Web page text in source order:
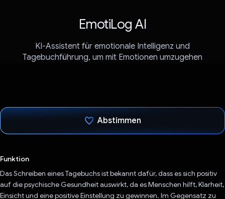
EmotiLog AI
KI-Assistent für emotionale Intelligenz und
Tagebuchführung, um mit Emotionen umzugehen
Abstimmen
Funktion
Das Schreiben eines Tagebuchs ist bekannt dafür, dass es sich positiv
auf die psychische Gesundheit auswirkt, da es Menschen hilft, Klarheit,
Einsicht und eine positive Einstellung zu gewinnen. Im Gegensatz zu